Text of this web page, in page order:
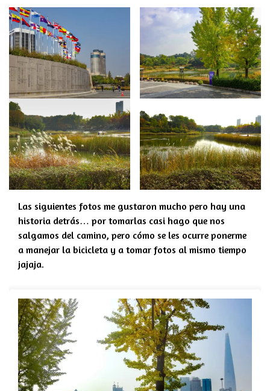
Las siguientes fotos me gustaron mucho pero hay una
historia detrás… por tomarlas casi hago que nos
salgamos del camino, pero cómo se les ocurre ponerme
a manejar la bicicleta y a tomar fotos al mismo tiempo
jajaja.